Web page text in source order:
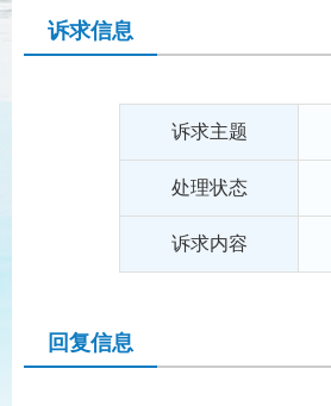
诉求信息
诉求主题
处理状态
诉求内容
回复信息